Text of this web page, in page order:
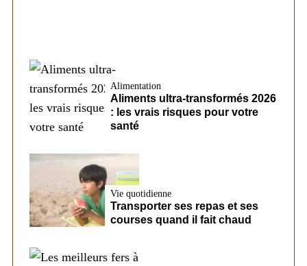
Alimentation
Aliments ultra-transformés 2026
: les vrais risques pour votre
santé
Vie quotidienne
Transporter ses repas et ses
courses quand il fait chaud